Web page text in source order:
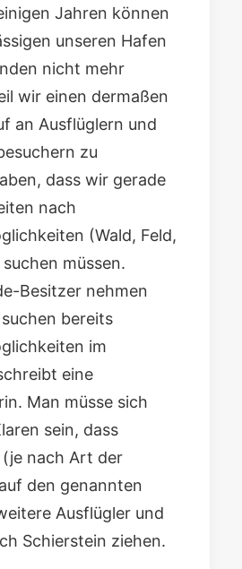
Jahren können
unseren Hafen
nicht mehr
wir einen dermaßen
an Ausflüglern und
zu
dass wir gerade
nach
(Wald, Feld,
müssen.
Besitzer nehmen
bereits
im
eine
Man müsse sich
sein, dass
nach Art der
den genannten
Ausflügler und
Schierstein ziehen.